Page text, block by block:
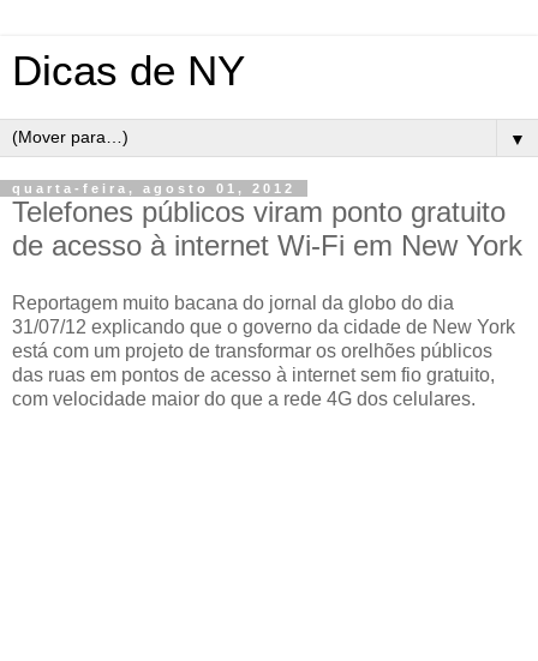
Dicas de NY
▼
quarta-feira, agosto 01, 2012
Telefones públicos viram ponto gratuito
de acesso à internet Wi-Fi em New York
Reportagem muito bacana do jornal da globo do dia
31/07/12 explicando que o governo da cidade de New York
está com um projeto de transformar os orelhões públicos
das ruas em pontos de acesso à internet sem fio gratuito,
com velocidade maior do que a rede 4G dos celulares.